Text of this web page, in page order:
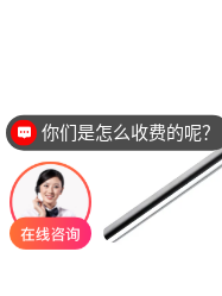
你们是怎么收费的呢？
现在有优惠活动么？